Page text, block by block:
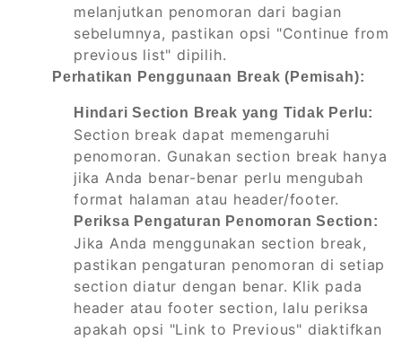
melanjutkan penomoran dari bagian
sebelumnya, pastikan opsi "Continue from
previous list" dipilih.
Perhatikan Penggunaan Break (Pemisah):
Hindari Section Break yang Tidak Perlu:
Section break dapat memengaruhi
penomoran. Gunakan section break hanya
jika Anda benar-benar perlu mengubah
format halaman atau header/footer.
Periksa Pengaturan Penomoran Section:
Jika Anda menggunakan section break,
pastikan pengaturan penomoran di setiap
section diatur dengan benar. Klik pada
header atau footer section, lalu periksa
apakah opsi "Link to Previous" diaktifkan